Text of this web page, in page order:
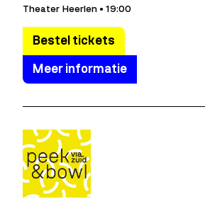
Theater Heerlen • 19:00
Bestel tickets
Meer informatie